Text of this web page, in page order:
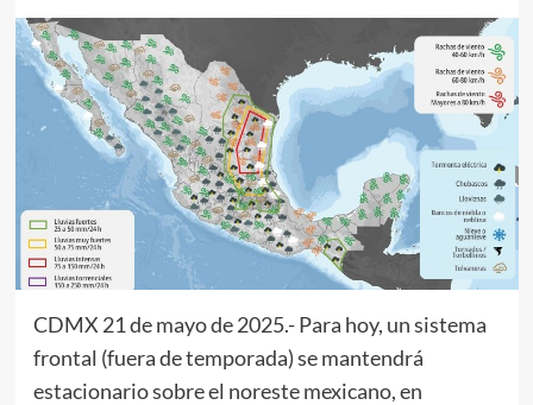
CDMX 21 de mayo de 2025.- Para hoy, un sistema
frontal (fuera de temporada) se mantendrá
estacionario sobre el noreste mexicano, en